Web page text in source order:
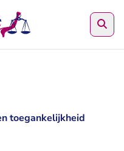
toegankelijkheid